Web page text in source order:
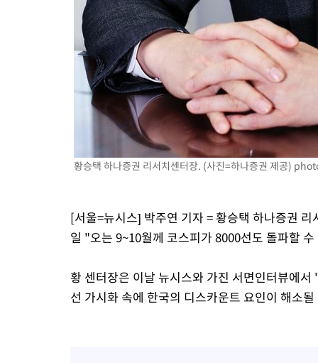
황승택 하나증권 리서치센터장. (사진=하나증권 제공)
[서울=뉴시스] 박주연 기자 = 황승택 하나증권
일 "오는 9~10월께 코스피가 8000선도 돌파할
황 센터장은 이날 뉴시스와 가진 서면인터뷰에
선 가시화 속에 한국의 디스카운트 요인이 해소